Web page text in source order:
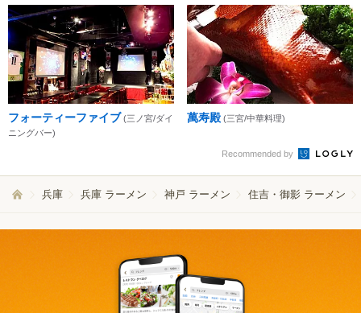
フォーティーファイブ (三ノ宮/ダイ
ニングバー)
萬寿殿 (三宮/中華料理)
Recommended by
兵庫 兵庫 ラーメン 神戸 ラーメン 住吉・御影 ラーメン